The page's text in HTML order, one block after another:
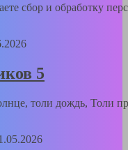
сбор и обработку
5
толи дождь, Толи